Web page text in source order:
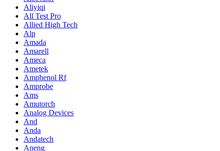
Aliyiqi
All Test Pro
Allied High Tech
Alp
Amada
Amarell
Ameca
Ametek
Amphenol Rf
Amprobe
Ams
Amutorch
Analog Devices
And
Anda
Andatech
Aneng